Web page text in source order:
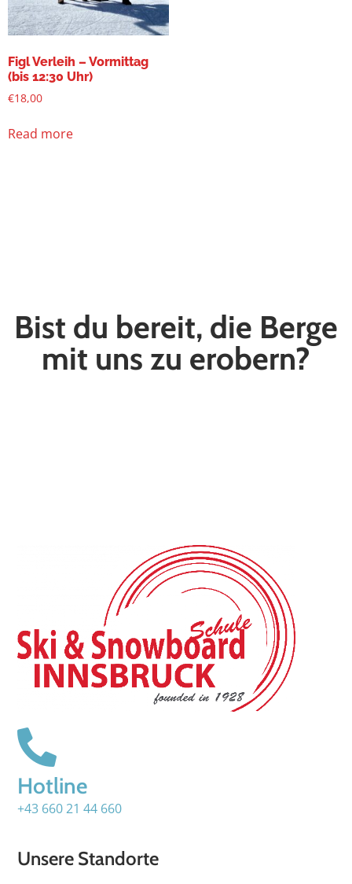
Figl Verleih – Vormittag
(bis 12:30 Uhr)
€18,00
Read more
Bist du bereit, die Berge
mit uns zu erobern?
Hotline
+43 660 21 44 660
Unsere Standorte